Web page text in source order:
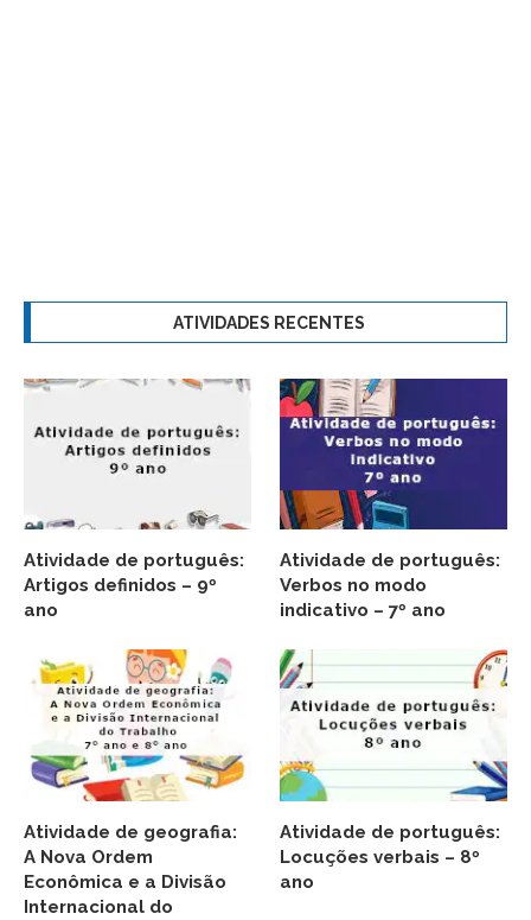
ATIVIDADES RECENTES
Atividade de português:
Artigos definidos – 9º
ano
Atividade de português:
Verbos no modo
indicativo – 7º ano
Atividade de geografia:
A Nova Ordem
Econômica e a Divisão
Internacional do
Atividade de português:
Locuções verbais – 8º
ano